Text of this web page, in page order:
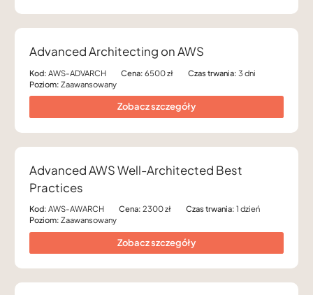
Advanced Architecting on AWS
Kod: AWS-ADVARCH Cena: 6500 zł Czas trwania: 3 dni
Poziom: Zaawansowany
Zobacz szczegóły
Advanced AWS Well-Architected Best
Practices
Kod: AWS-AWARCH Cena: 2300 zł Czas trwania: 1 dzień
Poziom: Zaawansowany
Zobacz szczegóły